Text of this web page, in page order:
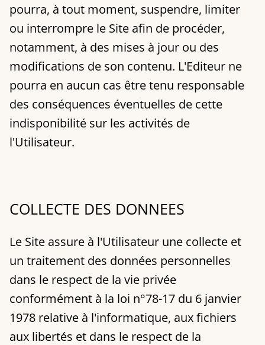
pourra, à tout moment, suspendre, limiter
ou interrompre le Site afin de procéder,
notamment, à des mises à jour ou des
modifications de son contenu. L'Editeur ne
pourra en aucun cas être tenu responsable
des conséquences éventuelles de cette
indisponibilité sur les activités de
l'Utilisateur.
COLLECTE DES DONNEES
Le Site assure à l'Utilisateur une collecte et
un traitement des données personnelles
dans le respect de la vie privée
conformément à la loi n°78-17 du 6 janvier
1978 relative à l'informatique, aux fichiers
aux libertés et dans le respect de la